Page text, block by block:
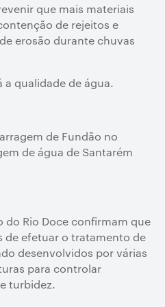
que mais materiais
de rejeitos e
erosão durante chuvas
qualidade de água.
de Fundão no
de água de Santarém
do Rio Doce confirmam que
de efetuar o tratamento de
desenvolvidos por várias
para controlar
turbidez.